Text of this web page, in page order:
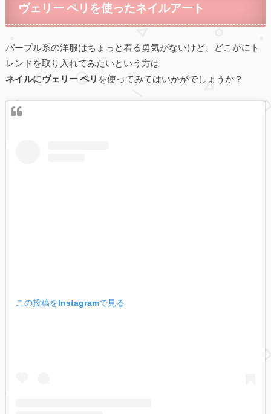
ヴェリー ペリを使ったネイルアート
パープル系の洋服はちょっと着る勇気がないけど、どこかにト
レンドを取り入れてみたいという方は
ネイルにヴェリー ペリ を使ってみてはいかがでしょうか？
この投稿をInstagramで見る